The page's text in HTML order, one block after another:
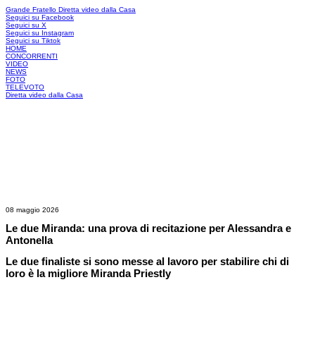
Grande Fratello Diretta video dalla Casa
Seguici su Facebook
Seguici su X
Seguici su Instagram
Seguici su Tiktok
HOME
CONCORRENTI
VIDEO
NEWS
FOTO
TELEVOTO
Diretta video dalla Casa
08 maggio 2026
Le due Miranda: una prova di recitazione per Alessandra e
Antonella
Le due finaliste si sono messe al lavoro per stabilire chi di
loro è la migliore Miranda Priestly